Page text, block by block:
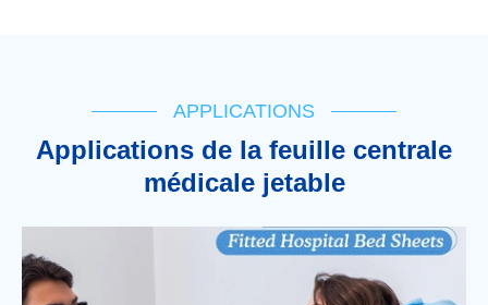
APPLICATIONS
Applications de la feuille centrale
médicale jetable